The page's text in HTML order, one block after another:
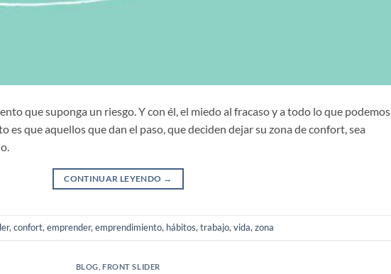
que suponga un riesgo. Y con él, el miedo al fracaso y a todo lo que podemos
es que aquellos que dan el paso, que deciden dejar su zona de confort, sea
CONTINUAR LEYENDO →
, confort, emprender, emprendimiento, hábitos, trabajo, vida, zona
BLOG ,FRONT SLIDER